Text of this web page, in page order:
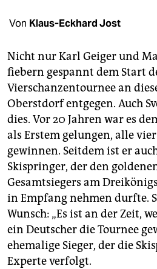
shop
fragen & hilfe
unterstützen
abo
genossenschaft
epaper login
Von Klaus-Eckhard Jost
Nicht nur Karl Geiger und
fiebern gespannt dem Start
Vierschanzentournee an
Oberstdorf entgegen. Auch
dies. Vor 20 Jahren war es
als Erstem gelungen, alle
gewinnen. Seitdem ist er
Skispringer, der den
Gesamtsiegers am
in Empfang nehmen durfte.
Wunsch: „Es ist an der Zeit,
ein Deutscher die Tournee
ehemalige Sieger, der die
Experte verfolgt.